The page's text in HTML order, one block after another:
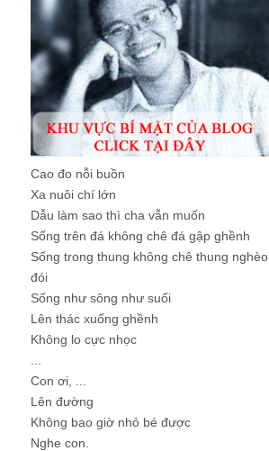
Cao đo nỗi buồn
Xa nuôi chí lớn
Dẫu làm sao thì cha vẫn muốn
Sống trên đá không chê đá gập ghềnh
Sống trong thung không chê thung nghèo
đói
Sống như sông như suối
Lên thác xuống ghềnh
Không lo cực nhọc
Con ơi, ...
Lên đường
Không bao giờ nhỏ bé được
Nghe con.